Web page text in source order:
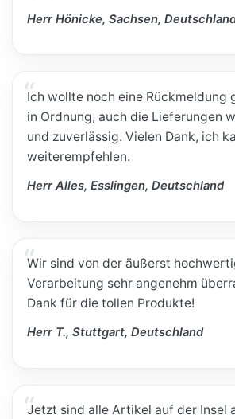
Herr Hönicke, Sachsen,
Ich wollte noch eine Rückmeldung
in Ordnung, auch die Lieferungen
und zuverlässig. Vielen Dank, ich
weiterempfehlen.
Herr Alles, Esslingen, Deutschland
Wir sind von der äußerst
Verarbeitung sehr angenehm
Dank für die tollen Produkte!
Herr T., Stuttgart, Deutschland
Jetzt sind alle Artikel auf der Insel